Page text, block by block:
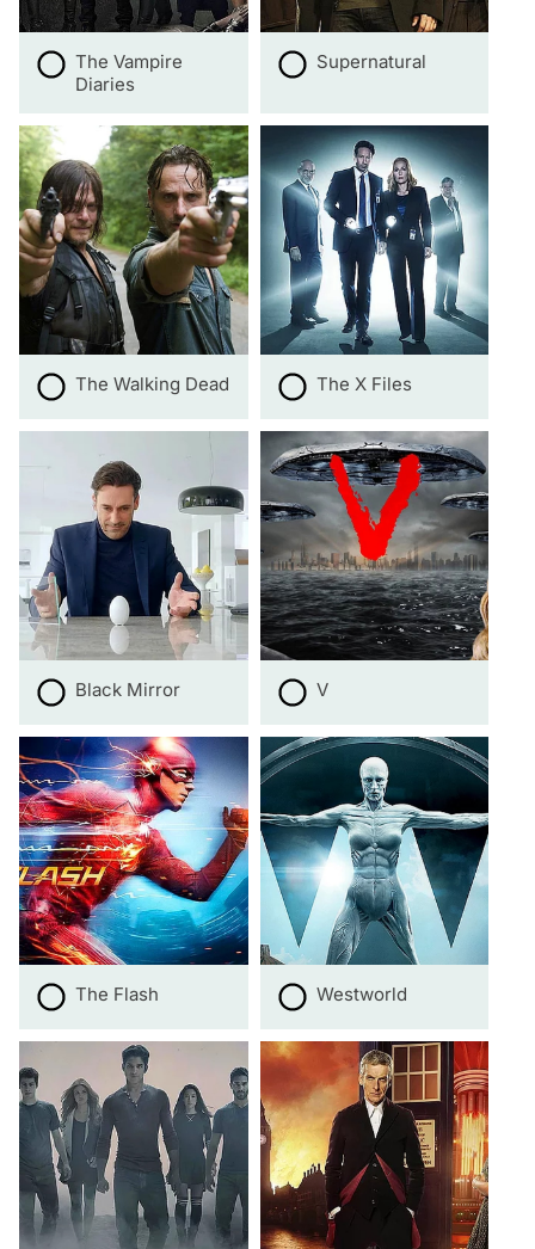
The Vampire
Diaries
Supernatural
The Walking Dead The X Files
Black Mirror V
The Flash Westworld